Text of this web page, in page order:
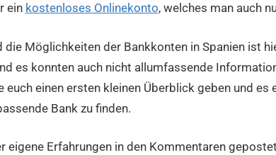
ein kostenloses Onlinekonto, welches man auch
die Möglichkeiten der Bankkonten in Spanien ist
es konnten auch nicht allumfassende
euch einen ersten kleinen Überblick geben und es
Bank zu finden.
eigene Erfahrungen in den Kommentaren